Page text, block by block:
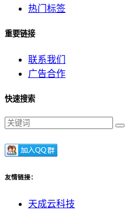
热门标签
重要链接
联系我们
广告合作
快速搜索
友情链接：
天成云科技